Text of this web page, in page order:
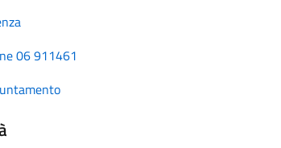
06 911461